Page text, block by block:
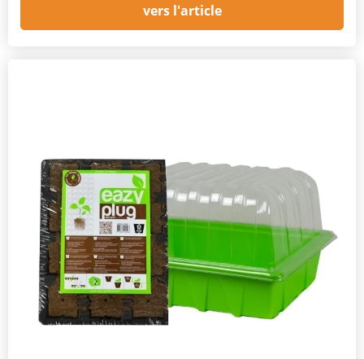
vers l'article